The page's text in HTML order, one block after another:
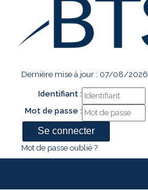
Dernière mise à jour : 07/08/2026
Identifiant :
Mot de passe :
Mot de passe oublié ?